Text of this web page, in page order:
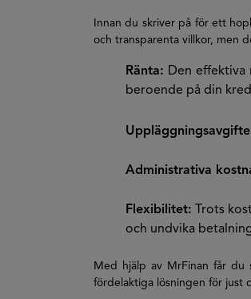
Innan du skriver på för ett
och transparenta villkor, men
Ränta: Den effektiva
beroende på din
Administrativa
Flexibilitet: Trots
och undvika
Med hjälp av MrFinan får du
fördelaktiga lösningen för just